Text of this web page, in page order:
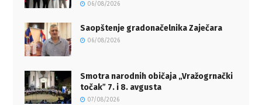
06/08/2026
Saopštenje gradonačelnika Zaječara
06/08/2026
Smotra narodnih običaja „Vražogrnački
točakˮ 7. i 8. avgusta
07/08/2026